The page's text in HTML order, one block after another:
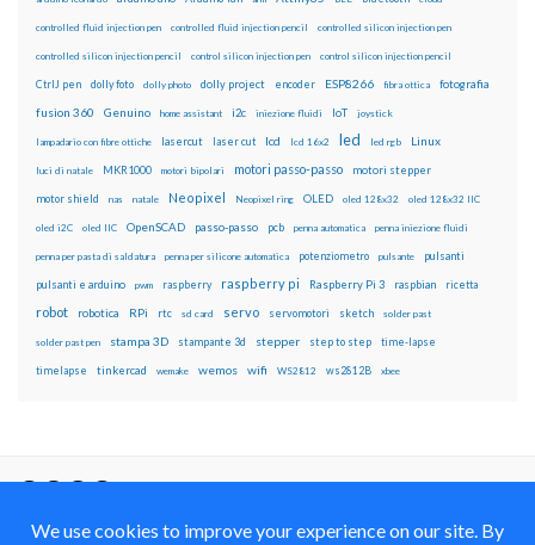
controlled fluid injection pen controlled fluid injection pencil controlled silicon injection pen
controlled silicon injection pencil control silicon injection pen control silicon injection pencil
CtrlJ pen dolly foto dolly photo dolly project encoder ESP8266 fibra ottica fotografia
fusion 360 Genuino home assistant i2c iniezione fluidi IoT joystick
lampadario con fibre ottiche lasercut laser cut lcd lcd 16x2 led led rgb Linux
luci di natale MKR1000 motori bipolari motori passo-passo motori stepper
motor shield nas natale Neopixel Neopixel ring OLED oled 128x32 oled 128x32 IIC
oled i2C oled IIC OpenSCAD passo-passo pcb penna automatica penna iniezione fluidi
penna per pasta di saldatura penna per silicone automatica potenziometro pulsante pulsanti
pulsanti e arduino pwm raspberry raspberry pi Raspberry Pi 3 raspbian ricetta
robot robotica RPi rtc sd card servo servomotori sketch solder past
solder past pen stampa 3D stampante 3d stepper step to step time-lapse
timelapse tinkercad wemake wemos wifi WS2812 ws2812B xbee